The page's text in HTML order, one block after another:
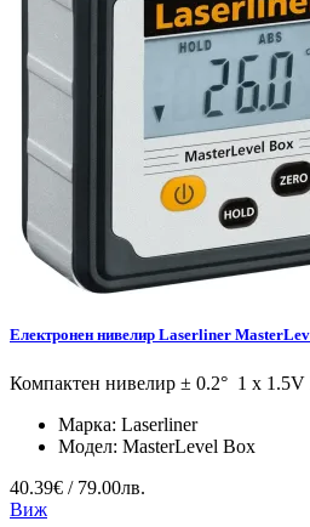
Eлектронен нивелир Laserliner
Компактен нивелир ± 0.2° 1 x
Марка: Laserliner
Модел: MasterLevel Box
40.39€ / 79.00лв.
Виж